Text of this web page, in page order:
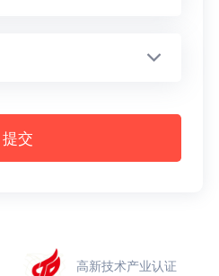
提交
高新技术产业认证